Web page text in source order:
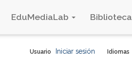
EduMediaLab Biblioteca
Idiomas
Usuario Iniciar sesión